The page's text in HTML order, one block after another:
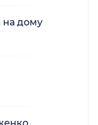
на дому